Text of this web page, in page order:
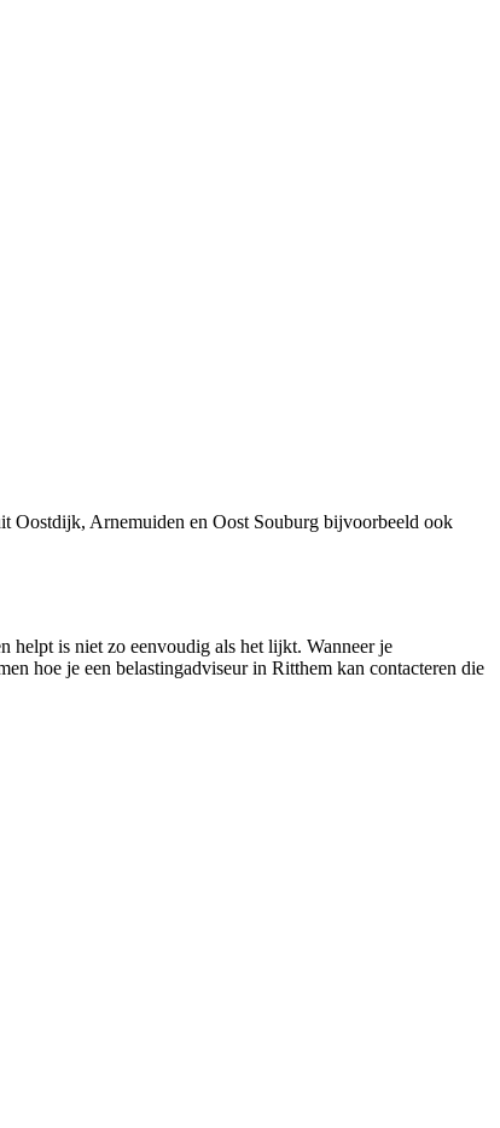
Oostdijk, Arnemuiden en Oost Souburg bijvoorbeeld ook
helpt is niet zo eenvoudig als het lijkt. Wanneer je
hoe je een belastingadviseur in Ritthem kan contacteren die